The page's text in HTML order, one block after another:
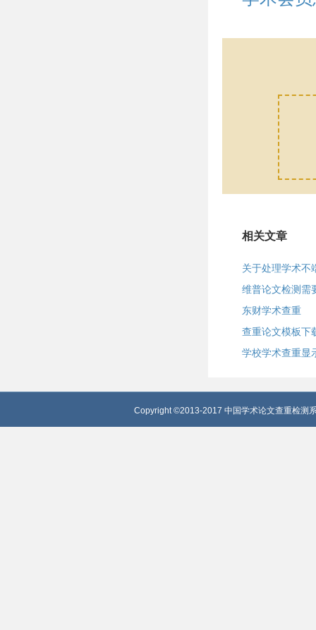
相关文章
关于处理学术不
维普论文检测需
东财学术查重
查重论文模板下
学校学术查重显
Copyright ©2013-2017 中国学术论文查重检